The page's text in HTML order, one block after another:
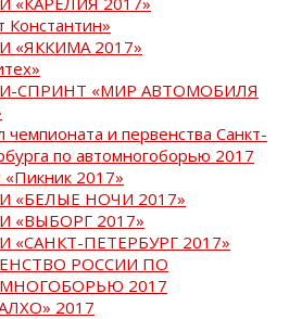
Константин»
«ЯККИМА 2017»
СПРИНТ «МИР АВТОМОБИЛЯ
чемпионата и первенства Санкт-
по автомногоборью 2017
«Пикник 2017»
«БЕЛЫЕ НОЧИ 2017»
«ВЫБОРГ 2017»
«САНКТ-ПЕТЕРБУРГ 2017»
РОССИИ ПО
2017
2017